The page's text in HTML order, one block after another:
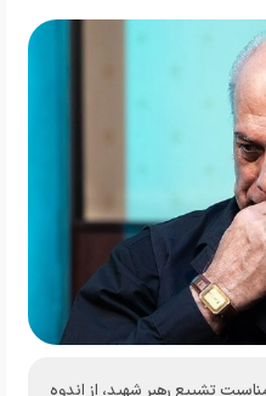
تشییع رهبر شهید، از اندوه